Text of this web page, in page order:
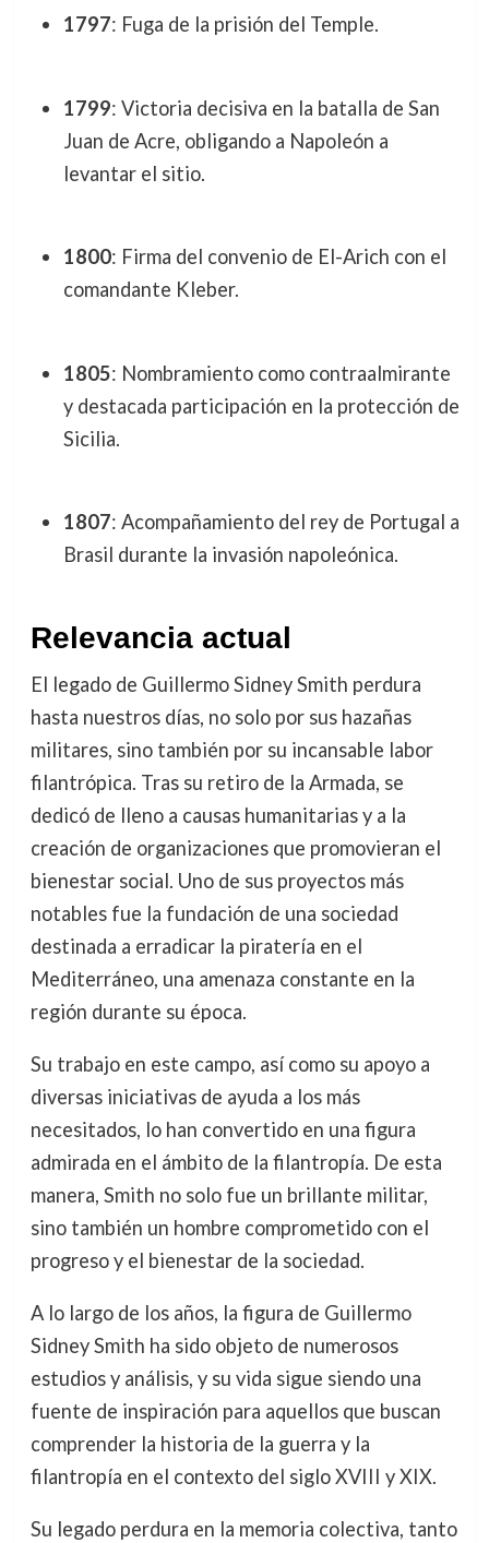
1797: Fuga de la prisión del Temple.
1799: Victoria decisiva en la batalla de San
Juan de Acre, obligando a Napoleón a
levantar el sitio.
1800: Firma del convenio de El-Arich con el
comandante Kleber.
1805: Nombramiento como contraalmirante
y destacada participación en la protección de
Sicilia.
1807: Acompañamiento del rey de Portugal a
Brasil durante la invasión napoleónica.
Relevancia actual
El legado de Guillermo Sidney Smith perdura
hasta nuestros días, no solo por sus hazañas
militares, sino también por su incansable labor
filantrópica. Tras su retiro de la Armada, se
dedicó de lleno a causas humanitarias y a la
creación de organizaciones que promovieran el
bienestar social. Uno de sus proyectos más
notables fue la fundación de una sociedad
destinada a erradicar la piratería en el
Mediterráneo, una amenaza constante en la
región durante su época.
Su trabajo en este campo, así como su apoyo a
diversas iniciativas de ayuda a los más
necesitados, lo han convertido en una figura
admirada en el ámbito de la filantropía. De esta
manera, Smith no solo fue un brillante militar,
sino también un hombre comprometido con el
progreso y el bienestar de la sociedad.
A lo largo de los años, la figura de Guillermo
Sidney Smith ha sido objeto de numerosos
estudios y análisis, y su vida sigue siendo una
fuente de inspiración para aquellos que buscan
comprender la historia de la guerra y la
filantropía en el contexto del siglo XVIII y XIX.
Su legado perdura en la memoria colectiva, tanto